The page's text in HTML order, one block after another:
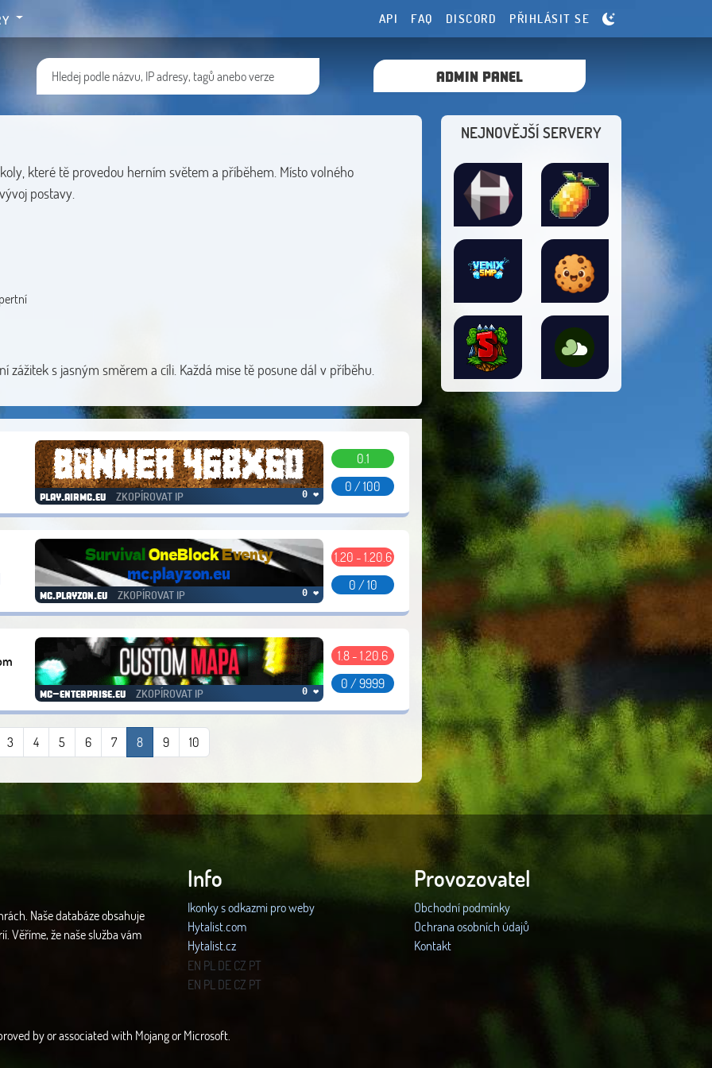
API FAQ DISCORD PŘIHLÁSIT SE
ADMIN PANEL
které tě provedou herním světem a příběhem. Místo volného
postavy.
s jasným směrem a cíli. Každá mise tě posune dál v příběhu.
play.airmc.eu ZKOPÍROVAT IP 0 ❤
0.1
0 / 100
mc.playzon.eu ZKOPÍROVAT IP 0 ❤
1.20 - 1.20.6
0 / 10
mc-enterprise.eu ZKOPÍROVAT IP 0 ❤
1.8 - 1.20.6
0 / 9999
3 4 5 6 7 8 9 10
NEJNOVĚJŠÍ SERVERY
Naše databáze obsahuje
Věříme, že naše služba vám
Info
Ikonky s odkazmi pro weby
Hytalist.com
Hytalist.cz
Hytamods.org
EN PL DECZ PT
EN PL DECZ PT
Provozovatel
Obchodní podmínky
Ochrana osobních údajů
Kontakt
by or associated with Mojang or Microsoft.